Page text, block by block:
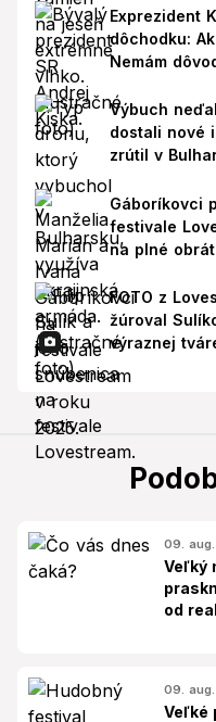
Exprezident
dôchodku:
Nemám
Výbuch
dostali nové
zrútil v
Gáboríkovci
festivale
na plné
FOTO z
žúroval
výraznej
09.
Veľký
od
09.
Veľké